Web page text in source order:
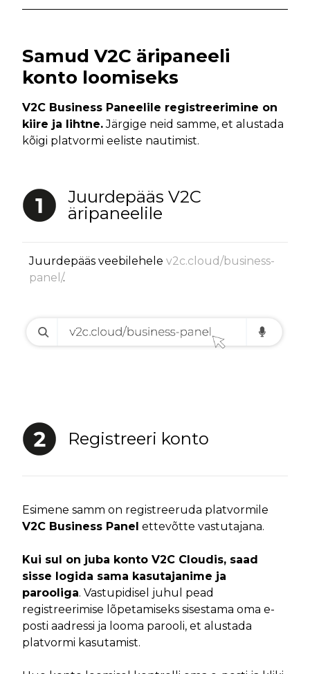
Samud V2C äripaneeli
konto loomiseks
V2C Business Paneelile registreerimine on
kiire ja lihtne.Järgige neid samme, et alustada
kõigi platvormi eeliste nautimist.
Juurdepääs V2C
äripaneelile
Juurdepääs veebilehele v2c.cloud/business-
panel/.
Registreeri konto
Esimene samm on registreeruda platvormile
V2C Business Panel ettevõtte vastutajana.
Kui sul on juba konto V2C Cloudis, saad
sisse logida sama kasutajanime ja
parooliga. Vastupidisel juhul pead
registreerimise lõpetamiseks sisestama oma e-
posti aadressi ja looma parooli, et alustada
platvormi kasutamist.